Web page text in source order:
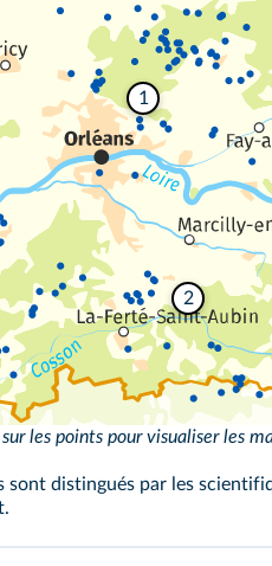
1
2
les points pour visualiser les
sont distingués par les